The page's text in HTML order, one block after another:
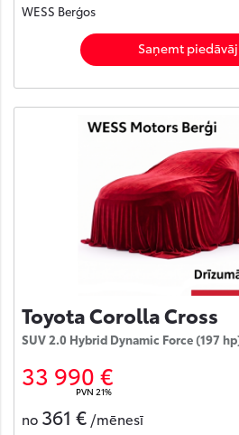
WESS Berģos
Saņemt
Toyota Corolla Cross
SUV 2.0 Hybrid Dynamic Force (197
33 990 €
PVN 21%
no 361 € /mēnesī